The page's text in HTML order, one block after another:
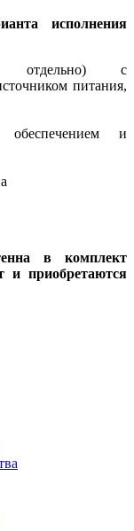
исполнения
отдельно) с
питания,
и
в комплект
и приобретаются